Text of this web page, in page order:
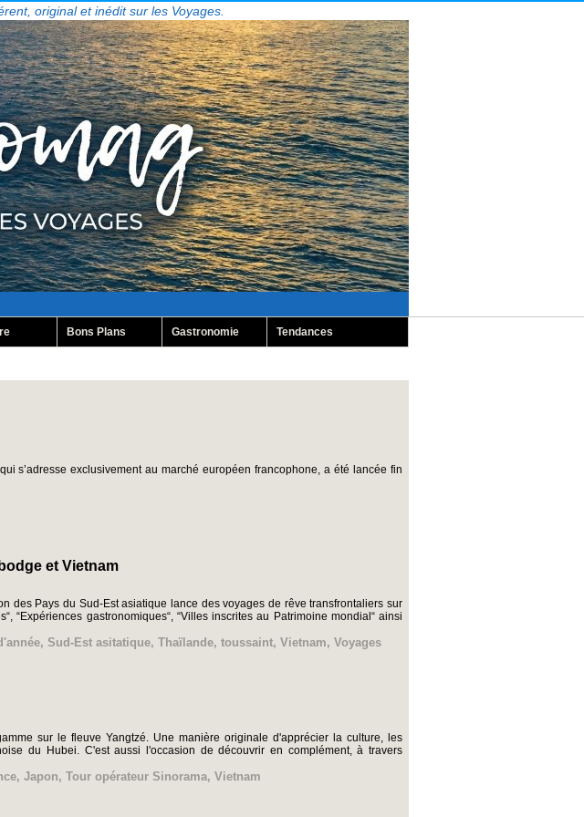
original et inédit sur les Voyages.
Bons Plans Gastronomie Tendances
s’adresse exclusivement au marché européen francophone, a été lancée fin
et Vietnam
des Pays du Sud-Est asiatique lance des voyages de rêve transfrontaliers sur
“Expériences gastronomiques“, “Villes inscrites au Patrimoine mondial“ ainsi
, Sud-Est asitatique, Thaïlande, toussaint, Vietnam, Voyages
sur le fleuve Yangtzé. Une manière originale d'apprécier la culture, les
du Hubei. C'est aussi l'occasion de découvrir en complément, à travers
, Japon, Tour opérateur Sinorama, Vietnam